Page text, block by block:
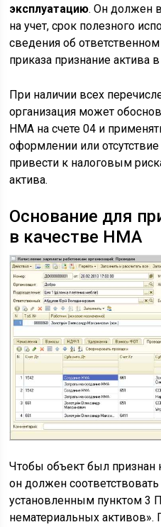
эксплуатацию. Он должен
на учет, срок полезного
сведения об
приказа признание актива
При наличии всех
организация может
НМА на счете 04 и
оформлении или
привести к налоговым
актива.
Основание для
в качестве НМА
Чтобы объект был
он должен
установленным пунктом 3
нематериальных